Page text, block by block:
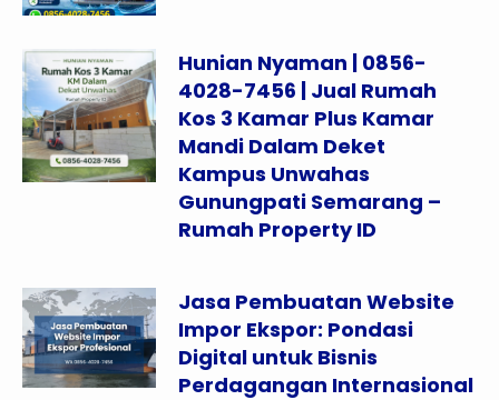
Hunian Nyaman | 0856-
4028-7456 | Jual Rumah
Kos 3 Kamar Plus Kamar
Mandi Dalam Deket
Kampus Unwahas
Gunungpati Semarang –
Rumah Property ID
Jasa Pembuatan Website
Impor Ekspor: Pondasi
Digital untuk Bisnis
Perdagangan Internasional